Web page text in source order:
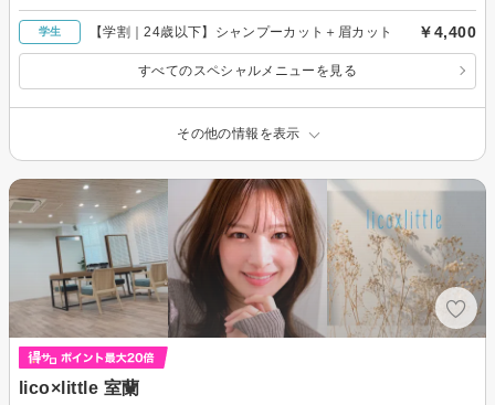
学生 【学割｜24歳以下】シャンプーカット＋眉カット ￥4,400
すべてのスペシャルメニューを見る
その他の情報を表示
lico×little 室蘭